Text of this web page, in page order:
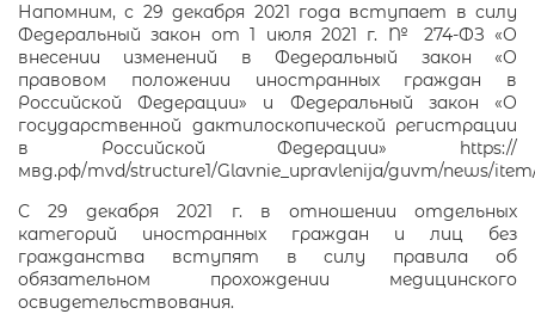
Напомним, с 29 декабря 2021 года вступает в силу
Федеральный закон от 1 июля 2021 г. № 274-ФЗ «О
внесении изменений в Федеральный закон «О
правовом положении иностранных граждан в
Российской Федерации» и Федеральный закон «О
государственной дактилоскопической регистрации
в Российской Федерации» https://
мвд.рф/mvd/structure1/Glavnie_upravlenija/guvm/news/
С 29 декабря 2021 г. в отношении отдельных
категорий иностранных граждан и лиц без
гражданства вступят в силу правила об
обязательном прохождении медицинского
освидетельствования.